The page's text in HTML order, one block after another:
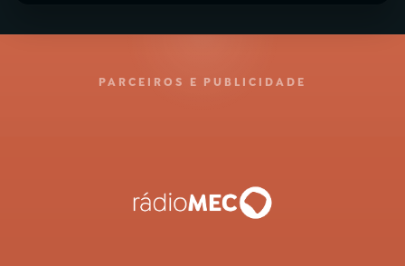
PARCEIROS E PUBLICIDADE